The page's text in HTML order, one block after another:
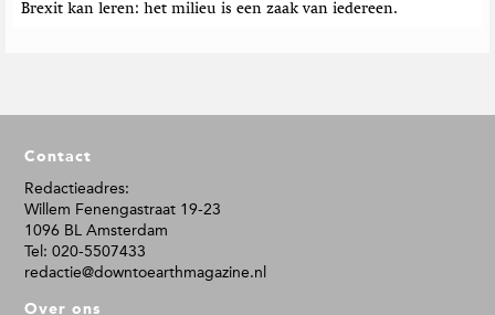
Brexit kan leren: het milieu is een zaak van iedereen.
o
o
Contact
Redactieadres:
Willem Fenengastraat 19-23
1096 BL Amsterdam
Tel: 020-5507433
redactie@downtoearthmagazine.nl
Over ons